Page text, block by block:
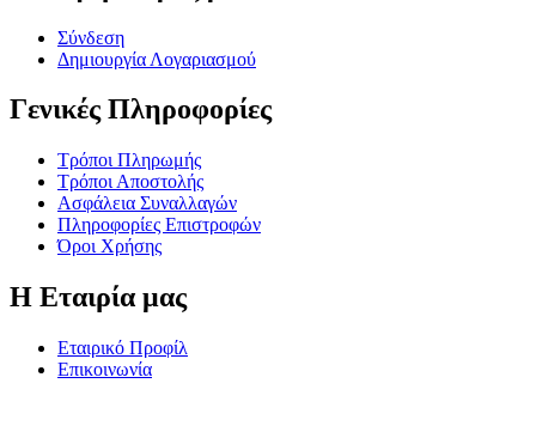
Σύνδεση
Δημιουργία Λογαριασμού
Γενικές Πληροφορίες
Τρόποι Πληρωμής
Τρόποι Αποστολής
Ασφάλεια Συναλλαγών
Πληροφορίες Επιστροφών
Όροι Χρήσης
Η Εταιρία μας
Εταιρικό Προφίλ
Επικοινωνία